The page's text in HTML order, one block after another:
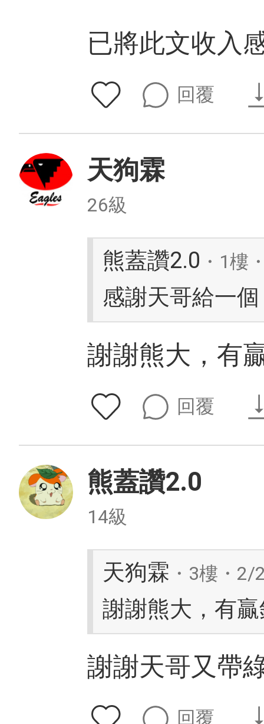
已將此文收入
回覆
天狗霖
26級
熊蓋讚2.0 ・1樓
感謝天哥給一
謝謝熊大，有
回覆
熊蓋讚2.0
14級
天狗霖 ・3樓・2/
謝謝熊大，有
謝謝天哥又帶
回覆